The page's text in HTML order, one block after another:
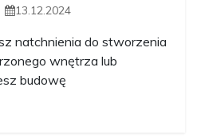
13.12.2024
natchnienia do stworzenia
wnętrza lub
budowę